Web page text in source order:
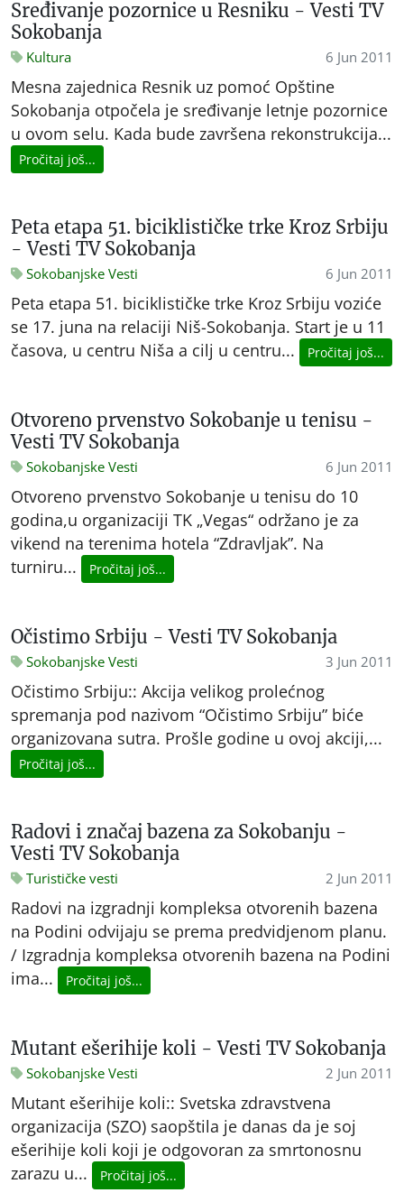
Sređivanje pozornice u Resniku - Vesti TV
Sokobanja
Kultura 6 Jun 2011
Mesna zajednica Resnik uz pomoć Opštine
Sokobanja otpočela je sređivanje letnje pozornice
u ovom selu. Kada bude završena rekonstrukcija...
Pročitaj još...
Peta etapa 51. biciklističke trke Kroz Srbiju
- Vesti TV Sokobanja
Sokobanjske Vesti 6 Jun 2011
Peta etapa 51. biciklističke trke Kroz Srbiju voziće
se 17. juna na relaciji Niš-Sokobanja. Start je u 11
časova, u centru Niša a cilj u centru...
Pročitaj još...
Otvoreno prvenstvo Sokobanje u tenisu -
Vesti TV Sokobanja
Sokobanjske Vesti 6 Jun 2011
Otvoreno prvenstvo Sokobanje u tenisu do 10
godina,u organizaciji TK „Vegas“ održano je za
vikend na terenima hotela “Zdravljak”. Na
turniru...
Pročitaj još...
Očistimo Srbiju - Vesti TV Sokobanja
Sokobanjske Vesti 3 Jun 2011
Očistimo Srbiju:: Akcija velikog prolećnog
spremanja pod nazivom “Očistimo Srbiju” biće
organizovana sutra. Prošle godine u ovoj akciji,...
Pročitaj još...
Radovi i značaj bazena za Sokobanju -
Vesti TV Sokobanja
Turističke vesti 2 Jun 2011
Radovi na izgradnji kompleksa otvorenih bazena
na Podini odvijaju se prema predvidjenom planu.
/ Izgradnja kompleksa otvorenih bazena na Podini
ima...
Pročitaj još...
Mutant ešerihije koli - Vesti TV Sokobanja
Sokobanjske Vesti 2 Jun 2011
Mutant ešerihije koli:: Svetska zdravstvena
organizacija (SZO) saopštila je danas da je soj
ešerihije koli koji je odgovoran za smrtonosnu
zarazu u...
Pročitaj još...